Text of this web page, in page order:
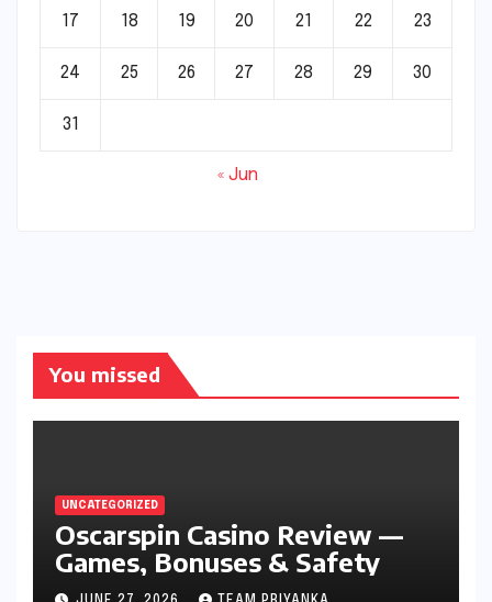
17 18 19 20 21 22 23
24 25 26 27 28 29 30
31
« Jun
You missed
UNCATEGORIZED
Oscarspin Casino Review —
Games, Bonuses & Safety